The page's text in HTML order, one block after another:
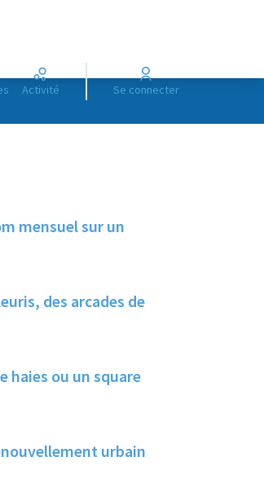
Activité Se connecter
mensuel sur un
des arcades de
haies ou un square
urbain